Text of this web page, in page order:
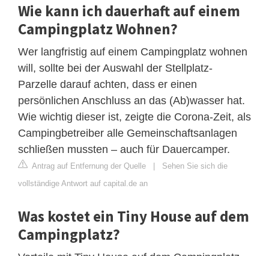
Wie kann ich dauerhaft auf einem
Campingplatz Wohnen?
Wer langfristig auf einem Campingplatz wohnen
will, sollte bei der Auswahl der Stellplatz-
Parzelle darauf achten, dass er einen
persönlichen Anschluss an das (Ab)wasser hat.
Wie wichtig dieser ist, zeigte die Corona-Zeit, als
Campingbetreiber alle Gemeinschaftsanlagen
schließen mussten – auch für Dauercamper.
Antrag auf Entfernung der Quelle | Sehen Sie sich die
vollständige Antwort auf capital.de an
Was kostet ein Tiny House auf dem
Campingplatz?